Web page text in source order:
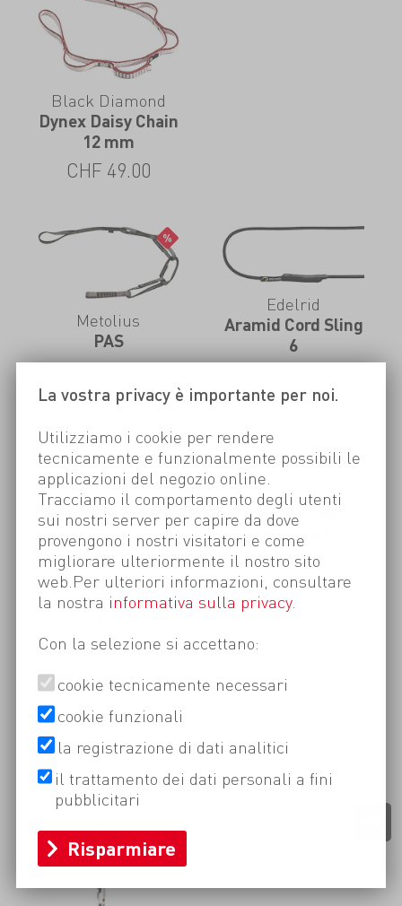
Black Diamond
Dynex Daisy Chain
12 mm
CHF 49.00
Metolius
PAS
CHF48.00
Edelrid
Aramid Cord Sling
6
Rock Empire
Open Slings
Dyneema 10
CHF9.00
La vostra privacy è importante per noi.
Utilizziamo i cookie per rendere
tecnicamente e funzionalmente possibili le
applicazioni del negozio online.
Tracciamo il comportamento degli utenti
sui nostri server per capire da dove
provengono i nostri visitatori e come
migliorare ulteriormente il nostro sito
web.Per ulteriori informazioni, consultare
la nostra informativa sulla privacy.
Con la selezione si accettano:
cookie tecnicamente necessari
cookie funzionali
la registrazione di dati analitici
il trattamento dei dati personali a fini
pubblicitari
Risparmiare